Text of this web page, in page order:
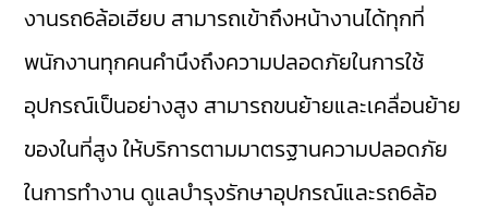
งานรถ6ล้อเฮียบ สามารถเข้าถึงหน้างานได้ทุกที่
พนักงานทุกคนคำนึงถึงความปลอดภัยในการใช้
อุปกรณ์เป็นอย่างสูง สามารถขนย้ายและเคลื่อนย้าย
ของในที่สูง ให้บริการตามมาตรฐานความปลอดภัย
ในการทำงาน ดูแลบำรุงรักษาอุปกรณ์และรถ6ล้อ